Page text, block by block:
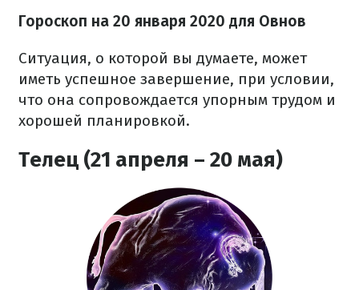
Гороскоп на 20 января 2020 для Овнов
Ситуация, о которой вы думаете, может
иметь успешное завершение, при условии,
что она сопровождается упорным трудом и
хорошей планировкой.
Телец (21 апреля – 20 мая)